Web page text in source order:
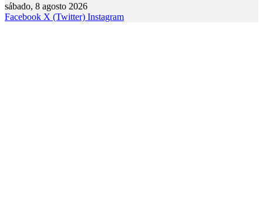
sábado, 8 agosto 2026
Facebook X (Twitter) Instagram